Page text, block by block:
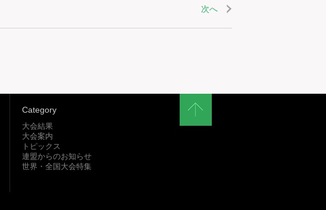
次へ
Category
大会結果
大会案内
トピックス
連盟からのお知らせ
世界・全国大会特集